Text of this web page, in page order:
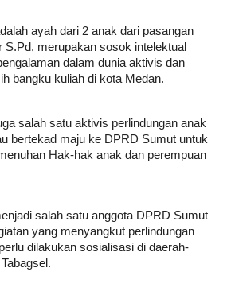
ayah dari 2 anak dari pasangan
S.Pd, merupakan sosok intelektual
dalam dunia aktivis dan
bangku kuliah di kota Medan.
salah satu aktivis perlindungan anak
bertekad maju ke DPRD Sumut untuk
Hak-hak anak dan perempuan
salah satu anggota DPRD Sumut
yang menyangkut perlindungan
dilakukan sosialisasi di daerah-